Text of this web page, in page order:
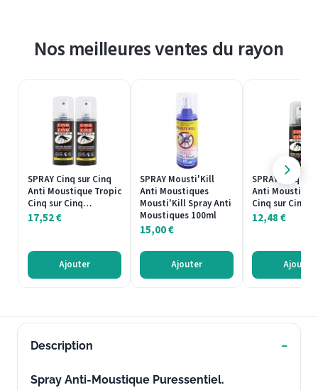
Nos meilleures ventes du rayon
SPRAY Cinq sur Cinq
Anti Moustique Tropic
Cinq sur Cinq…
17,52€
Ajouter
SPRAY Mousti'Kill
Anti Moustiques
Mousti'Kill Spray Anti
Moustiques 100ml
15,00€
Ajouter
SPRAY Cinq sur
Anti
Cinq sur Cinq…
12,48€
Ajouter
Description
Spray Anti-Moustique Puressentiel.